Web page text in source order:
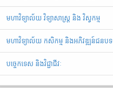
មហាវិទ្យាល័យ វិទ្យាសាស្រ្ត និង វិស្វកម្ម
មហាវិទ្យាល័យ កសិកម្ម និងអភិវឌ្ឍន៍ជនបទ
បច្ចេកទេស និងវិជ្ជាជីវៈ